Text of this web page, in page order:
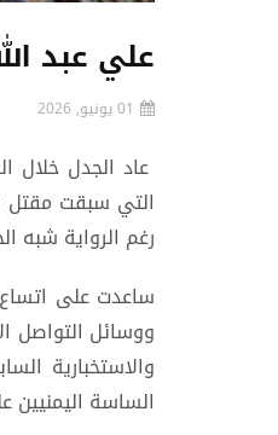
علي عبد
01 يونيو, 2026
عاد الجدل خلال
التي سبقت مقتل
رغم الرواية شبه
ساعدت على اتساع
ووسائل التواصل
والاستخبارية
الساسة